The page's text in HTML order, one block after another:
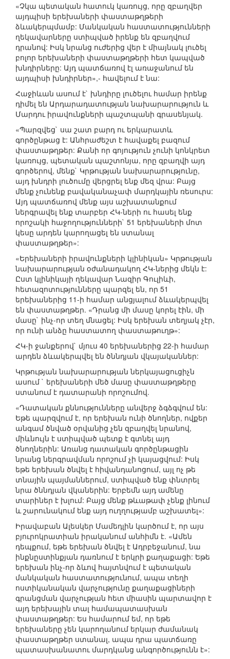
«Չկա պետական հատուկ կառույց, որը զբաղվեր
այդպիսի երեխաների փաստաթղթերի
ձևակերպմամբ: Մանկական հաստատությունների
ղեկավարները ստիպված իրենք են զբաղվում
դրանով: Իսկ նրանց ուժերից վեր է միայնակ լուծել
բոլոր երեխաների փաստաթղթերի հետ կապված
խնդիրները: Այդ պատճառով էլ առաջանում են
այդպիսի խնդիրներ»,- հավելում է նա:
Հաջիևան ասում է` խնդիրը լուծելու համար իրենք
դիմել են Արդարադատության նախարարություն և
Մարդու իրավունքների պաշտպանի գրասենյակ.
«Պարզվեց` սա շատ բարդ ու երկարատև
գործընթաց է: Անհրաժեշտ է հավաքել բազում
փաստաթղթեր: Քանի որ գոյություն չունի կոնկրետ
կառույց, պետական պաշտոնյա, որը զբաղվի այդ
գործերով, մենք` Կրթության նախարարությունը,
այդ խնդրի լուծումը վերցրել ենք մեզ վրա: Բայց
մենք չունենք բավականաչափ մարդկային ռեսուրս:
Այդ պատճառով մենք այս աշխատանքում
ներգրավել ենք տարբեր ՀԿ-ների ու հասել ենք
որոշակի հաջողությունների` 51 երեխաների մոտ
կեսը արդեն կարողացել են ստանալ
փաստաթղթեր»:
«Երեխաների իրավունքների կլինիկան» Կրթության
նախարարության օժանադակող ՀԿ-ներից մեկն է:
Ըստ կլինիկայի ղեկավար Նազիր Գուլիևի,
հետազոտությունները պարզել են, որ 51
երեխաներից 11-ի համար անցյալում ձևակերպվել
են փաստաթղթեր. «Դրանց մի մասը կորել էին, մի
մասը` ինչ-որ տեղ մնացել: Իսկ երեխան տեղյակ չէր,
որ ունի անձը հաստատող փաստաթուղթ»:
ՀԿ-ի ջանքերով` մյուս 40 երեխաներից 22-ի համար
արդեն ձևակերպվել են ծննդյան վկայականներ:
Կրթության նախարարության ներկայացուցիչն
ասում ` երեխաների մեծ մասը փաստաթղթերը
ստանում է դատարանի որոշումով.
«Դատական քննությունները անվերջ ձգձգվում են:
Եթե պարզվում է, որ երեխան ունի ծնողներ, ովքեր
անգամ ծնված օրվանից չեն զբաղվել նրանով,
միևնույն է ստիպված պետք է գտնել այդ
ծնողներին: Առանց դատական գործընթացին
նրանց ներգրավման որոշում չի կայացվում: Իսկ
եթե երեխան ծնվել է հիվանդանոցում, այլ ոչ թե
տնային պայմաններում, ստիպված ենք փնտրել
նրա ծննդյան վկաներին: Երբեմն այդ ամենը
տարիներ է խլում: Բայց մենք թևաթափ չենք լինում
և շարունակում ենք այդ ուղղությամբ աշխատել»:
Իրավաբան Ալեսկեր Մամեդլին կարծում է, որ այս
բյուրոկրատիան իրականում անհիմն է. «Ամեն
դեպքում, եթե երեխան ծնվել է Ադրբեջանում, նա
ինքնըստինքյան դառնում է երկրի քաղաքացի: Եթե
երեխան ինչ-որ ձևով հայտնվում է պետական
մանկական հաստատությունում, ապա տեղի
ոստիկանական վարչությունը քաղաքացիների
գրանցման վարչության հետ միասին պարտավոր է
այդ երեխային տալ համապատասխան
փաստաթղթեր: Ես համարում եմ, որ եթե
երեխաները չեն կարողանում երկար ժամանակ
փաստաթղթեր ստանալ, ապա դրա պատճառը
պատասխանատու մարդկանց անգործությունն է»: